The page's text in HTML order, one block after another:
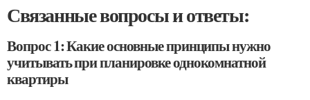
Связанные вопросы и ответы:
Вопрос 1: Какие основные принципы нужно
учитывать при планировке однокомнатной
квартиры